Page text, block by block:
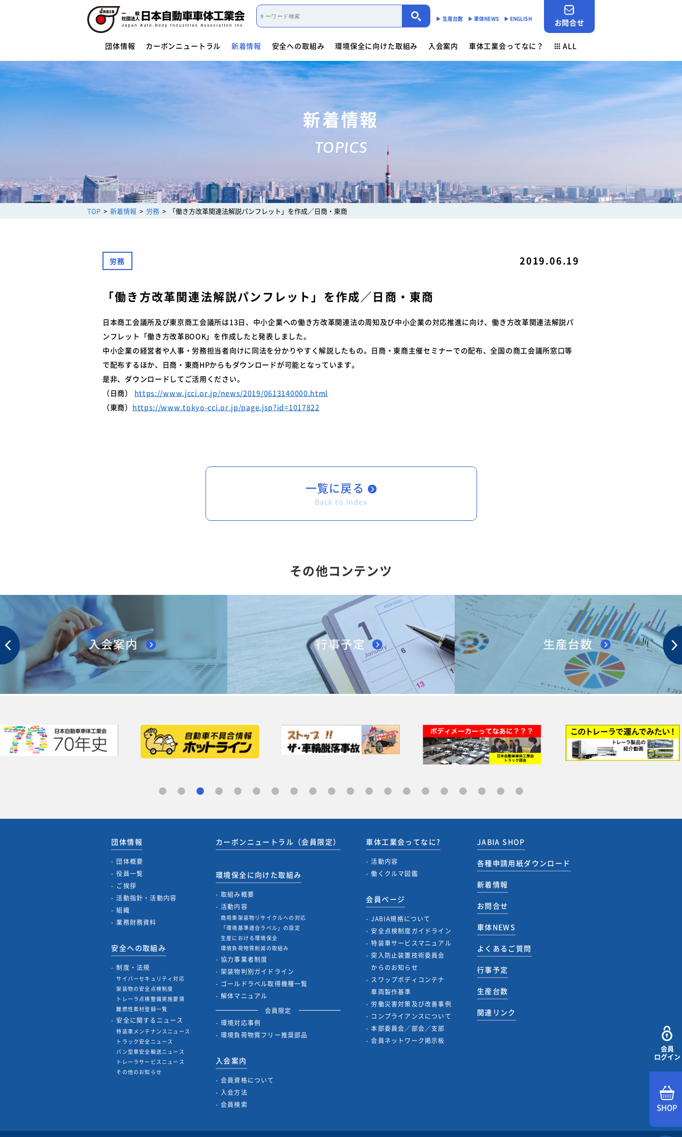
▶︎ 生産台数 ▶︎ 車体NEWS ▶︎ ENGLISH お問合せ
団体情報
団体概要 役員一覧
ご挨拶
活動指針・活動内容
組織
カーボンニュートラル 新着情報 安全への取組み
制度・法規
- サイバーセキュリティー対応
- 架装物の安全点検制度
- トレーラ点検整備実施要領
- 難燃物性素材登録一覧
- 特装車メンテナンスニュース
- その他のお知らせ
環境保全に向けた取組み
取組み概要 活動内容
- 商用車架装物リサイクルへの対応
- 「環境基準適合ラベル」の設定
- 生産における環境保全
解体マニュアル一覧 架装物判別ガイドライン
環境対応事例
入会案内
会員資格について 入会方法 会員検索
車体工業会ってなに？
働くクルマ図鑑
ALL
団体情報
団体概要
安全への取組み
制度・法規
サイバーセキュリティー対応
架装物の安全点検制度
その他のお知らせ
カーボンニュートラル（会員限定）
商用車架装物リサイクルへの対応
協力事業者制度
架装物判別ガイドライン
ゴールドラベル取得機種一覧
入会案内
会員資格について
会員検索
車体工業会ってなに?
活動内容
働くクルマ図鑑
会員ページ
労働災害対策及び改善事例
コンプライアンスについて
本部委員会／部会／支部
会員ネットワーク掲示板
JABIA SHOP
各種申請用紙ダウンロード
行事予定
新着情報
TOPICS
TOP 新着情報 労務 「働き方改革関連法解説パンフレット」を作成／日商・東商
労務 2019.06.19
「働き方改革関連法解説パンフレット」を作成／日商・東商
日本商工会議所及び東京商工会議所は13日、中小企業への働き方改革関連法の周知及び中小企業の対応推進に向け、働き方改革関連法解説パ
ンフレット「働き方改革BOOK」を作成したと発表しました。
中小企業の経営者や人事・労務担当者向けに同法を分かりやすく解説したもの。日商・東商主催セミナーでの配布、全国の商工会議所窓口等
で配布するほか、日商・東商HPからもダウンロードが可能となっています。
是非、ダウンロードしてご活用ください。
（日商） https://www.jcci.or.jp/news/2019/0613140000.html
（東商） https://www.tokyo-cci.or.jp/page.jsp?id=1017822
一覧に戻る
Back to Index
会員
ログイン
SHOP
その他コンテンツ
団体情報
団体概要
役員一覧
ご挨拶
活動指針・活動内容
組織
業務財務資料
安全への取組み
制度・法規
サイバーセキュリティ対応
架装物の安全点検制度
トレーラ点検整備実施要領
難燃性素材登録一覧
安全に関するニュース
特装車メンテナンスニュース
トラック安全ニュース
バン型車安全輸送ニュース
トレーラサービスニュース
その他のお知らせ
カーボンニュートラル（会員限定）
環境保全に向けた取組み
取組み概要
活動内容
商用車架装物リサイクルへの対応
「環境基準適合ラベル」の設定
生産における環境保全
環境負荷物質削減の取組み
協力事業者制度
架装物判別ガイドライン
ゴールドラベル取得機種一覧
解体マニュアル
会員限定
環境対応事例
環境負荷物質フリー推奨部品
入会案内
会員資格について
入会方法
会員検索
車体工業会ってなに?
活動内容
働くクルマ図鑑
会員ページ
JABIA規格について
安全点検制度ガイドライン
特装車サービスマニュアル
突入防止装置技術委員会
からのお知らせ
スワップボディコンテナ
車両製作基準
労働災害対策及び改善事例
コンプライアンスについて
本部委員会／部会／支部
会員ネットワーク掲示板
JABIA SHOP
各種申請用紙ダウンロード
新着情報
お問合せ
車体NEWS
よくあるご質問
行事予定
生産台数
関連リンク